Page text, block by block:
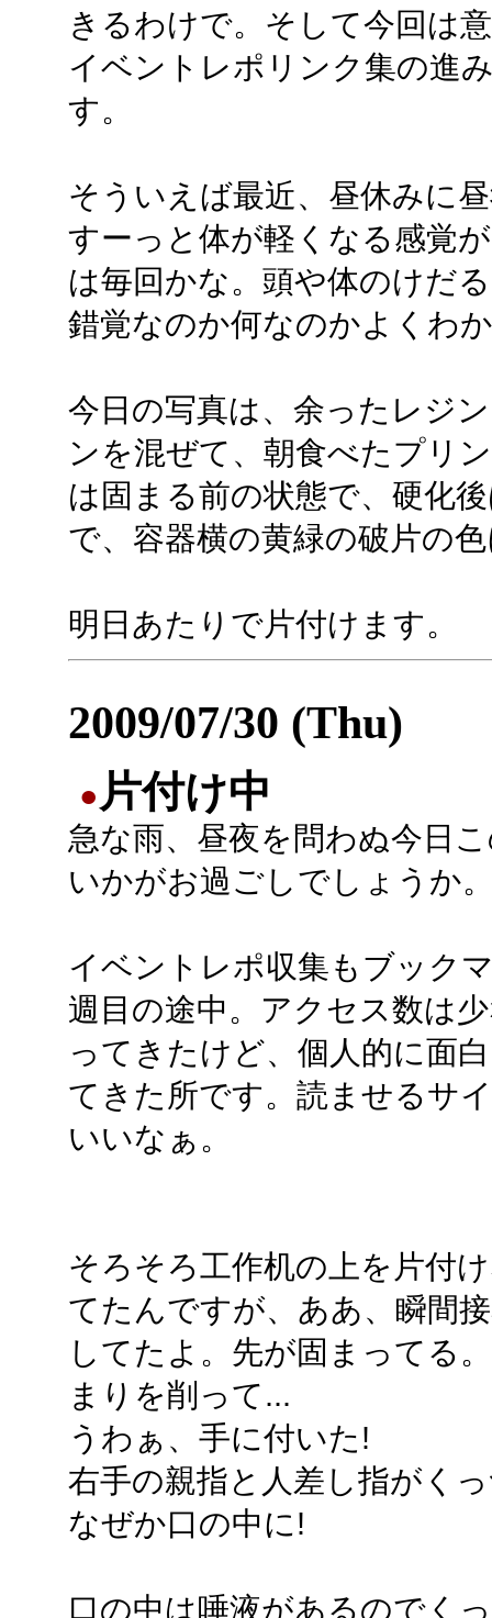
きるわけで。そして今回は
イベントレポリンク集の進
す。
そういえば最近、昼休みに
すーっと体が軽くなる感覚
は毎回かな。頭や体のけだ
錯覚なのか何なのかよくわ
今日の写真は、余ったレジ
ンを混ぜて、朝食べたプリ
は固まる前の状態で、硬化
で、容器横の黄緑の破片の
明日あたりで片付けます。
2009/07/30 (Thu)
● 片付け中
急な雨、昼夜を問わぬ今日
いかがお過ごしでしょうか
イベントレポ収集もブック
週目の途中。アクセス数は
ってきたけど、個人的に面
てきた所です。読ませるサ
いいなぁ。
そろそろ工作机の上を片付
てたんですが、ああ、瞬間
してたよ。先が固まってる
まりを削って...
うわぁ、手に付いた!
右手の親指と人差し指がく
なぜか口の中に!
口の中は唾液があるのでく